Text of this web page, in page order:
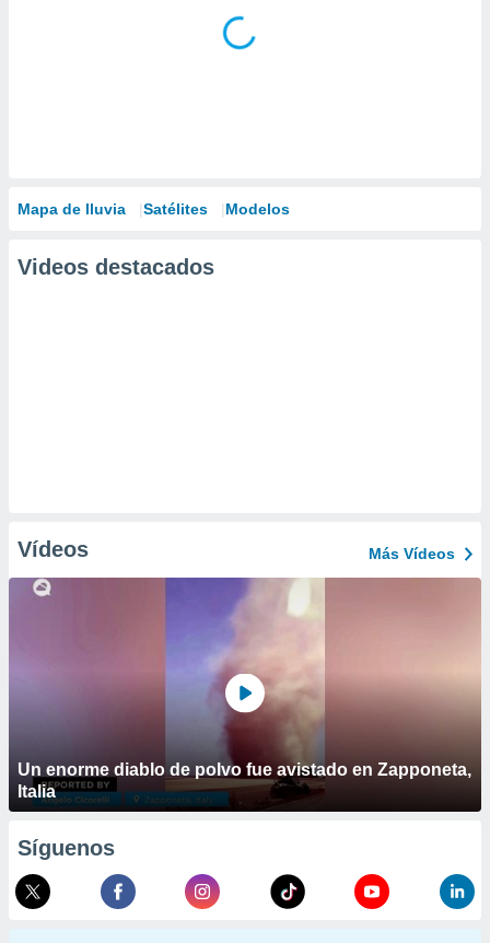
Mapa de lluvia Satélites Modelos
Videos destacados
Vídeos Más Vídeos
Un enorme diablo de polvo fue avistado en Zapponeta,
Italia
Síguenos